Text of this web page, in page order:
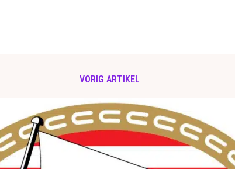
VORIG ARTIKEL